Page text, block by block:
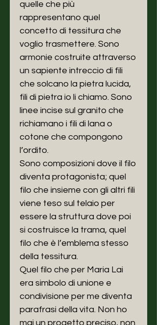
quelle che più
rappresentano quel
concetto di tessitura che
voglio trasmettere. Sono
armonie costruite attraverso
un sapiente intreccio di fili
che solcano la pietra lucida,
fili di pietra io li chiamo. Sono
linee incise sul granito che
richiamano i fili di lana o
cotone che compongono
l’ordito.
Sono composizioni dove il filo
diventa protagonista; quel
filo che insieme con gli altri fili
viene teso sul telaio per
essere la struttura dove poi
si costruisce la trama, quel
filo che è l’emblema stesso
della tessitura.
Quel filo che per Maria Lai
era simbolo di unione e
condivisione per me diventa
parafrasi della vita. Non ho
mai un progetto preciso, non